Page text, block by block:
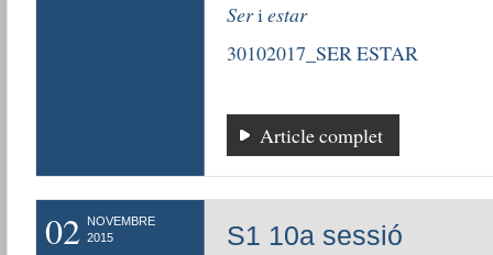
Seriestar
30102017_SER ESTAR
Article complet
02
NOVEMBRE
2015
S1 10a sessió